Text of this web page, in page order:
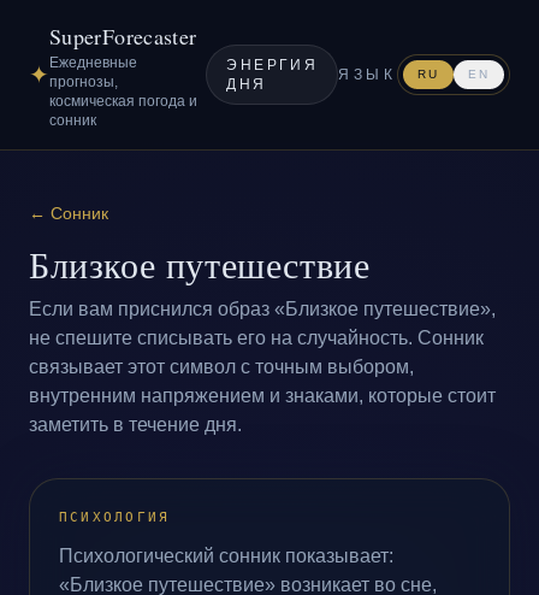
✦
SuperForecaster
Ежедневные
прогнозы,
космическая погода и
сонник
ЭНЕРГИЯ
ДНЯ
ЯЗЫК RU EN
← Сонник
Близкое путешествие
Если вам приснился образ «Близкое путешествие»,
не спешите списывать его на случайность. Сонник
связывает этот символ с точным выбором,
внутренним напряжением и знаками, которые стоит
заметить в течение дня.
ПСИХОЛОГИЯ
Психологический сонник показывает:
«Близкое путешествие» возникает во сне,